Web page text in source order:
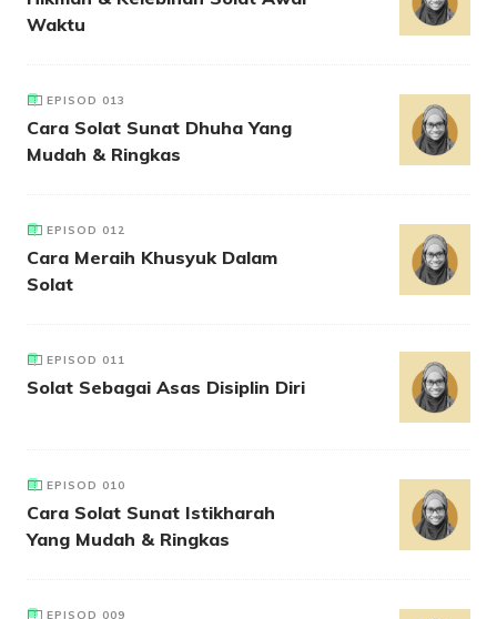
Waktu
EPISOD 013
Cara Solat Sunat Dhuha Yang
Mudah & Ringkas
EPISOD 012
Cara Meraih Khusyuk Dalam
Solat
EPISOD 011
Solat Sebagai Asas Disiplin Diri
EPISOD 010
Cara Solat Sunat Istikharah
Yang Mudah & Ringkas
EPISOD 009